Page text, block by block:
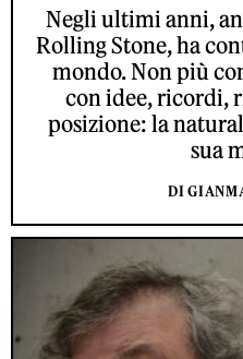
Negli ultimi anni,
Rolling Stone, ha
mondo. Non più
con idee, ricordi,
posizione: la
sua
DI